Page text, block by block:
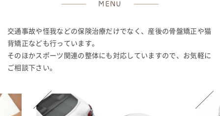
MENU
交通事故や怪我などの保険治療だけでなく、産後の骨盤矯正や猫
背矯正なども行っています。
そのほかスポーツ関連の整体にも対応していますので、お気軽に
ご相談下さい。